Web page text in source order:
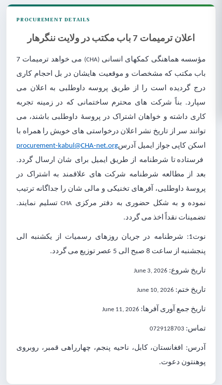
PROCUREMENT DETAILS
اعلان ترمیمات 7 باب مکتب در ولایت ننگرهار
مؤسسه هماهنگی کمک­های انسانی (CHA)
می خواهد ترمیمات 7
باب مکتب که مشخصات و موقعیت هایشان در بل احجام کاری
درج گردیده است را از طریق پروسه داوطلبی به اعلان می
سپارد. بناً شرکت های محترم ساختمانی که در زمینه تجربه
کاری داشته و خواهان اشتراک در پروسۀ داوطلبی باشند، می
توانند سر از تاریخ نشر اعلان درخواستی های خویش را همراه با
اسکن کاپی جواز ایمیل آدرسprocurement-kabul@CHA-net.org
فرستاده تا شرطنامه از طریق ایمیل برای شان ارسال گردد.
بعد از مطالعه شرطنامه شرکت های علاقمند به اشتراک در
پروسۀ داوطلبی، آفرهای تخنیکی و مالی شان را جداگانه ترتیب
نموده و به شکل حضوری به دفتر مرکزی CHA تسلیم نمایند.
تضمینات نقداً اخذ می گردد.
نوت1: شرطنامه در جریان روزهای رسمیات از یکشنبه الی
پنجشنبه از ساعت 8 صبح الی 5 عصر توزیع می گردد.
تاریخ شروع: June 3, 2026
تاریخ ختم: June 10, 2026
تاریخ جمع آوری آفرها: June 11, 2026
تماس: 0729128703
آدرس: افغانستان، کابل، ناحیه پنجم، چهارراهی قمبر، روبروی
پوهنتون دعوت.